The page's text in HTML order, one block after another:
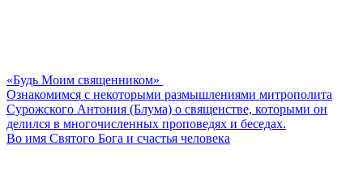
«Будь Моим священником»
Ознакомимся с некоторыми размышлениями митрополита
Сурожского Антония (Блума) о священстве, которыми он
делился в многочисленных проповедях и беседах.
Во имя Святого Бога и счастья человека